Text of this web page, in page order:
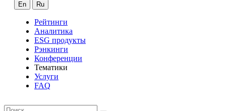
En Ru
Рейтинги
Аналитика
ESG продукты
Рэнкинги
Конференции
Тематики
Услуги
FAQ